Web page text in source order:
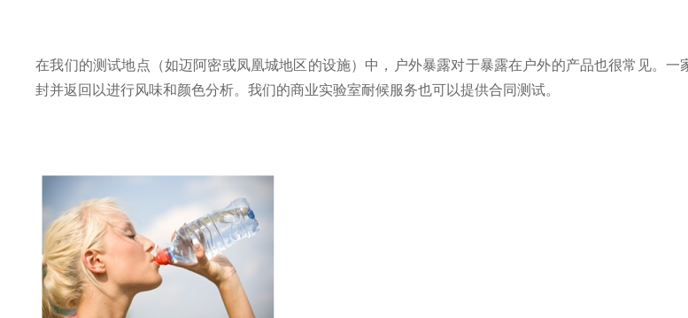
在我们的测试地点（如迈阿密或凤凰城地区的设施）中，户外暴露对于暴露在户外的产品也很常见。
封并返回以进行风味和颜色分析。我们的商业实验室耐候服务也可以提供合同测试。